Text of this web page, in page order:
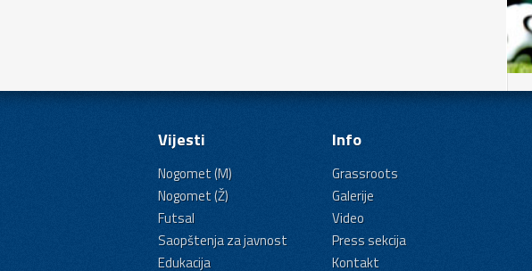
Vijesti
Nogomet (M)
Nogomet (Ž)
Futsal
Saopštenja za javnost
Edukacija
Info
Grassroots
Galerije
Video
Press sekcija
Kontakt